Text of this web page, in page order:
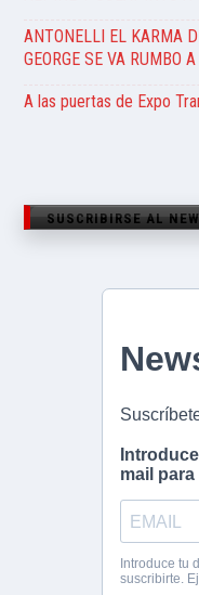
ANTONELLI EL KARMA
GEORGE SE VA RUMBO
A las puertas de Expo
SUSCRIBIRSE AL